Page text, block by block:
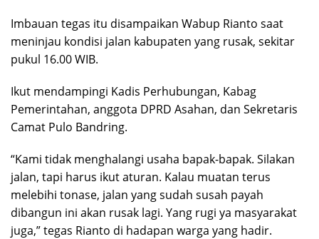
Imbauan tegas itu disampaikan Wabup Rianto saat
meninjau kondisi jalan kabupaten yang rusak, sekitar
pukul 16.00 WIB.
Ikut mendampingi Kadis Perhubungan, Kabag
Pemerintahan, anggota DPRD Asahan, dan Sekretaris
Camat Pulo Bandring.
“Kami tidak menghalangi usaha bapak-bapak. Silakan
jalan, tapi harus ikut aturan. Kalau muatan terus
melebihi tonase, jalan yang sudah susah payah
dibangun ini akan rusak lagi. Yang rugi ya masyarakat
juga,” tegas Rianto di hadapan warga yang hadir.